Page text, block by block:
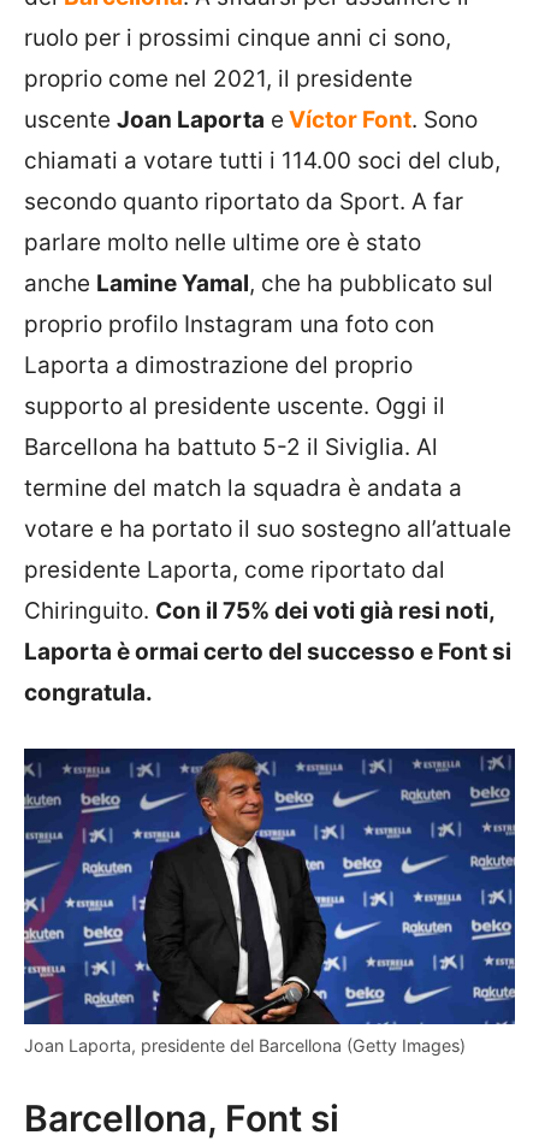
ruolo per i prossimi cinque anni ci sono,
proprio come nel 2021, il presidente
uscente Joan Laporta e Víctor Font. Sono
chiamati a votare tutti i 114.00 soci del club,
secondo quanto riportato da Sport. A far
parlare molto nelle ultime ore è stato
anche Lamine Yamal, che ha pubblicato sul
proprio profilo Instagram una foto con
Laporta a dimostrazione del proprio
supporto al presidente uscente. Oggi il
Barcellona ha battuto 5-2 il Siviglia. Al
termine del match la squadra è andata a
votare e ha portato il suo sostegno all’attuale
presidente Laporta, come riportato dal
Chiringuito. Con il 75% dei voti già resi noti,
Laporta è ormai certo del successo e Font si
congratula.
Joan Laporta, presidente del Barcellona (Getty Images)
Barcellona, Font si